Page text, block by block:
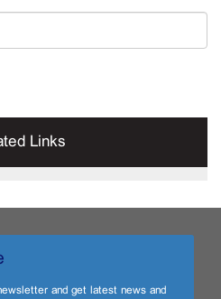
Links
and get latest news and